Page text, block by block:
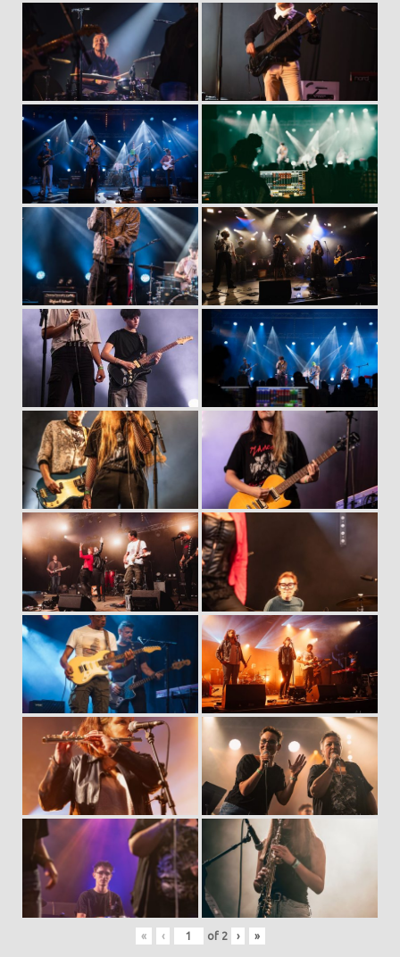
« ‹ of 2 › »